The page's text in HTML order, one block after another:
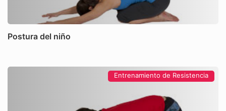
Postura del niño
Entrenamiento de Resistencia